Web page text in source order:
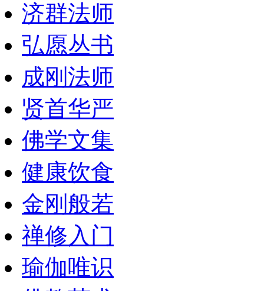
济群法师
弘愿丛书
成刚法师
贤首华严
佛学文集
健康饮食
金刚般若
禅修入门
瑜伽唯识